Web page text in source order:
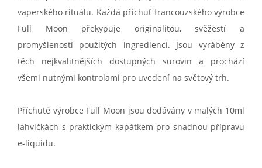
vaperského rituálu. Každá příchuť francouzského výrobce
Full Moon překypuje originalitou, svěžestí a
promyšleností použitých ingrediencí. Jsou vyráběny z
těch nejkvalitnějších dostupných surovin a prochází
všemi nutnými kontrolami pro uvedení na světový trh.
Příchutě výrobce Full Moon jsou dodávány v malých 10ml
lahvičkách s praktickým kapátkem pro snadnou přípravu
e-liquidu.